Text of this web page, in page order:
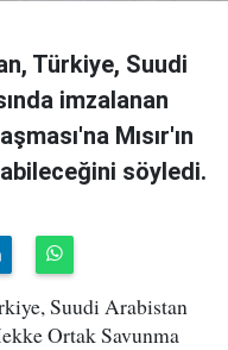
Türkiye, Suudi
imzalanan
Mısır'ın
söyledi.
Suudi Arabistan
Ortak Savunma